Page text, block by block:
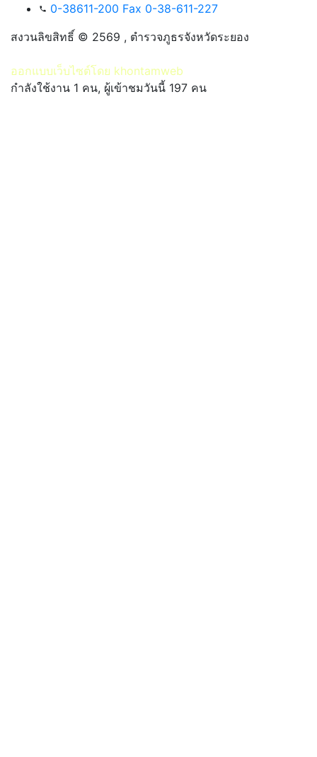
phone
0-38611-200 Fax 0-38-611-227
สงวนลิขสิทธิ์ © 2569 , ตำรวจภูธรจังหวัดระยอง
ออกแบบเว็บไซต์โดย khontamweb
กำลังใช้งาน 1 คน, ผู้เข้าชมวันนี้ 197 คน